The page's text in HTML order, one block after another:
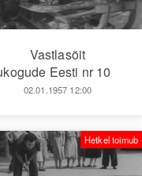
Vastlasõit
Eesti nr 10
02.01.1957 12:00
Hetkel toimub